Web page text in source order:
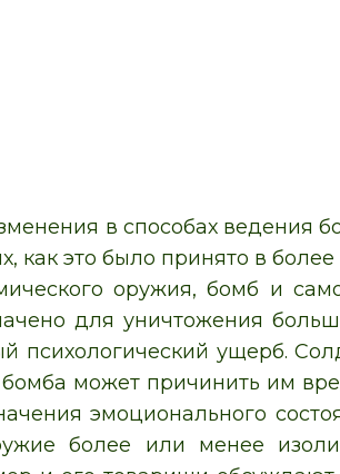
в способах ведения
это было принято в более
оружия, бомб и
для уничтожения
психологический ущерб.
может причинить им
эмоционального
более или менее